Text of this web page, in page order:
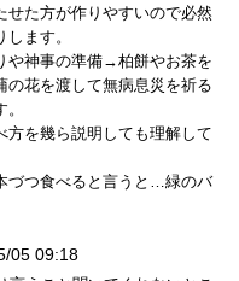
せた方が作りやすいので必然
します。
や神事の準備→柏餅やお茶を
花を渡して無病息災を祈る
を幾ら説明しても理解して
づつ食べると言うと…緑のバ
05 09:18